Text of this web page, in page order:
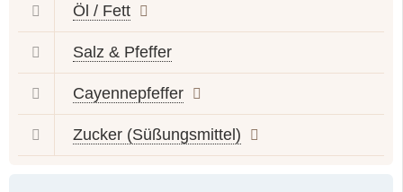
Öl / Fett
Salz & Pfeffer
Cayennepfeffer
Zucker (Süßungsmittel)